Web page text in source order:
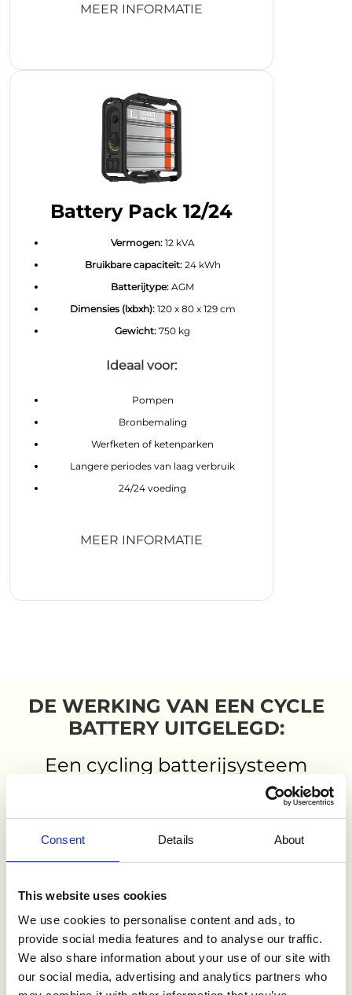
Consent Details About
This website uses cookies
We use cookies to personalise content and ads, to
provide social media features and to analyse our traffic.
We also share information about your use of our site with
our social media, advertising and analytics partners who
MEER INFORMATIE
Battery Pack 12/24
Vermogen:12 kVA
Bruikbare capaciteit:24 kWh
Batterijtype: AGM
Dimensies (lxbxh):120 x 80 x 129 cm
Gewicht: 750 kg
Ideaal voor:
Pompen
Bronbemaling
Werfketen of ketenparken
Langere periodes van laag verbruik
24/24 voeding
MEER INFORMATIE
DE WERKING VAN EEN CYCLE
BATTERYUITGELEGD:
Een cycling batterijsysteem
werkt fundamenteel anders
dan traditionele
stroomvoorziening:
Slimme energieopslag
De cycle batterij is speciaal ontworpen om herhaaldelijk tot een lage
capaciteit te worden ontladen zonder prestatieverlies.